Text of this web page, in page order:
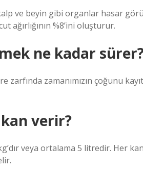
ve beyin gibi organlar hasar
ağırlığının %8’ini oluşturur.
ne kadar
zarfında zamanımızın çoğunu
verir?
veya ortalama 5 litredir. Her